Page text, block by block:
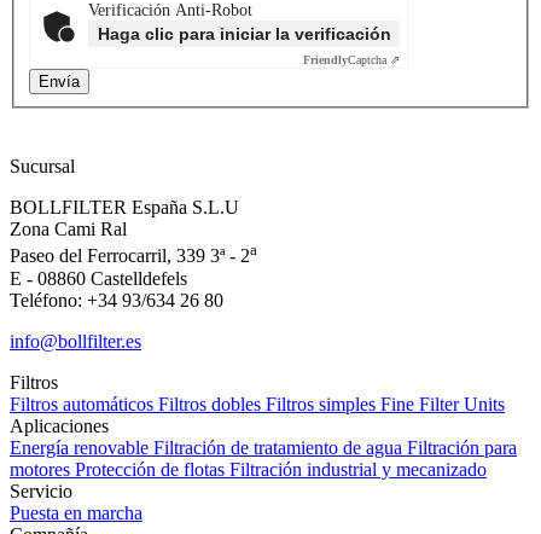
Verificación Anti-Robot
Haga clic para iniciar la verificación
FriendlyCaptcha ⇗
Sucursal
BOLLFILTER España S.L.U
Zona Cami Ral
Paseo del Ferrocarril, 339 3ª - 2a
E - 08860 Castelldefels
Teléfono: +34 93/634 26 80
info@bollfilter.es
Filtros
Filtros automáticos Filtros dobles Filtros simples Fine Filter Units
Aplicaciones
Energía renovable Filtración de tratamiento de agua Filtración para
motores Protección de flotas Filtración industrial y mecanizado
Servicio
Puesta en marcha